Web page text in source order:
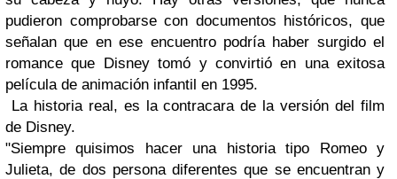
pudieron comprobarse con documentos históricos, que
señalan que en ese encuentro podría haber surgido el
romance que Disney tomó y convirtió en una exitosa
película de animación infantil en 1995.
La historia real, es la contracara de la versión del film
de Disney.
"Siempre quisimos hacer una historia tipo Romeo y
Julieta, de dos persona diferentes que se encuentran y